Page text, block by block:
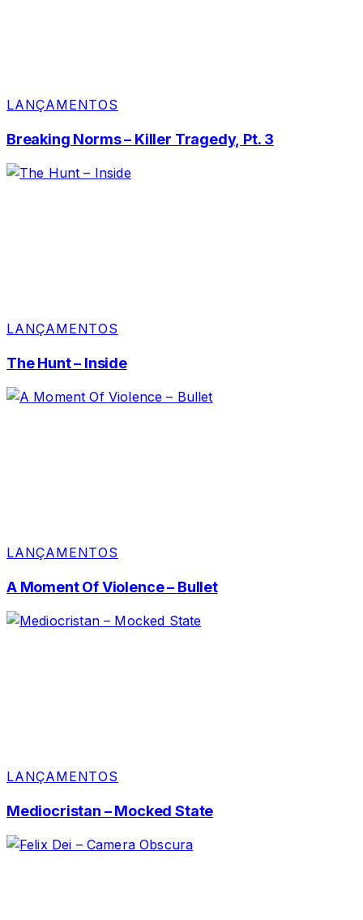
LANÇAMENTOS
Breaking Norms – Killer Tragedy, Pt. 3
LANÇAMENTOS
The Hunt – Inside
LANÇAMENTOS
A Moment Of Violence – Bullet
LANÇAMENTOS
Mediocristan – Mocked State